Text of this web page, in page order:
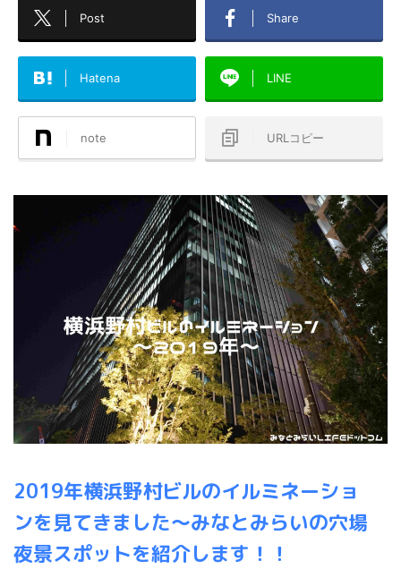
Post Share
Hatena LINE
note URLコピー
2019年横浜野村ビルのイルミネーショ
ンを見てきました～みなとみらいの穴場
夜景スポットを紹介します！！